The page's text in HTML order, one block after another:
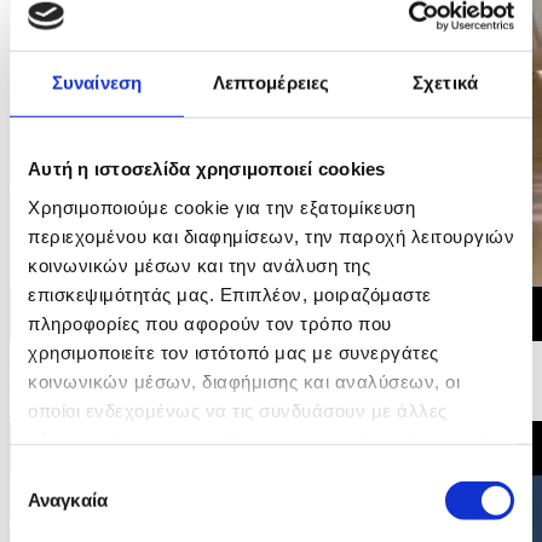
Συναίνεση Λεπτομέρειες Σχετικά
Αυτή η ιστοσελίδα χρησιμοποιεί cookies
Χρησιμοποιούμε cookie για την εξατομίκευση
περιεχομένου και διαφημίσεων, την παροχή λειτουργιών
κοινωνικών μέσων και την ανάλυση της
επισκεψιμότητάς μας. Επιπλέον, μοιραζόμαστε
πληροφορίες που αφορούν τον τρόπο που
χρησιμοποιείτε τον ιστότοπό μας με συνεργάτες
κοινωνικών μέσων, διαφήμισης και αναλύσεων, οι
οποίοι ενδεχομένως να τις συνδυάσουν με άλλες
των υπηρεσιών τους.
συγκατάθεσης
Αναγκαία
29/06/2026 20:35
Δήλωση του Υπουργού Εσωτερικών για την υιοθέτηση
Συμπερασμάτων Συμβουλίου για τη Στέγαση